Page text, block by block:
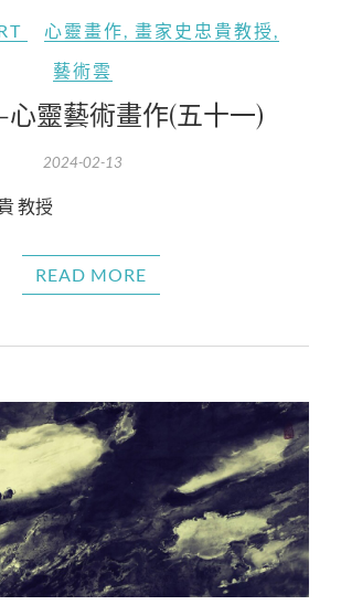
心靈畫作 畫家史忠貴教授
藝術雲
心靈藝術畫作(五十一)
2024-02-13
教授
READ MORE